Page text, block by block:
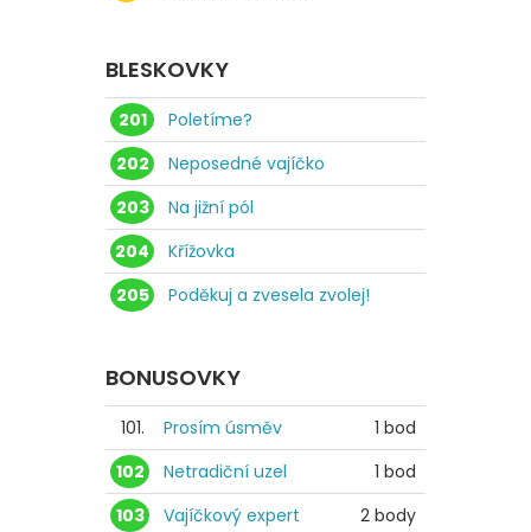
BLESKOVKY
201
Poletíme?
202
Neposedné vajíčko
203
Na jižní pól
204
Křížovka
205
Poděkuj a zvesela zvolej!
BONUSOVKY
101. Prosím úsměv
1 bod
102
Netradiční uzel
1 bod
103
Vajíčkový expert
2 body